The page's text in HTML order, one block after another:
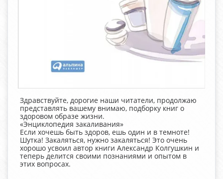
Здравствуйте, дорогие наши читатели, продолжаю
представлять вашему внимаю, подборку книг о
здоровом образе жизни.
«Энциклопедия закаливания»
Если хочешь быть здоров, ешь один и в темноте!
Шутка! Закаляться, нужно закаляться! Это очень
хорошо усвоил автор книги Александр Колгушкин и
теперь делится своими познаниями и опытом в
этих вопросах.